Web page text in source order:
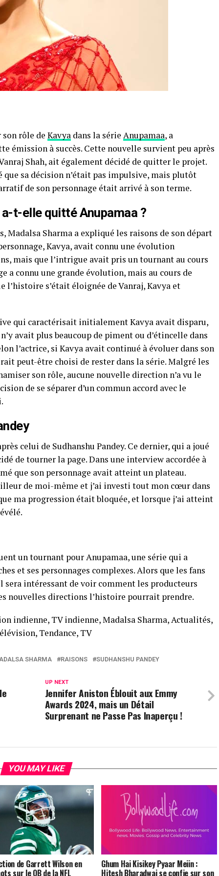
rôle de Kavya dans la série Anupamaa, a
émission à succès. Cette nouvelle survient peu après
Shah, ait également décidé de quitter le projet.
que sa décision n’était pas impulsive, mais plutôt
de son personnage était arrivé à son terme.
t-elle quitté Anupamaa ?
Madalsa Sharma a expliqué les raisons de son départ
Kavya, avait connu une évolution
mais que l’intrigue avait pris un tournant au cours
a connu une grande évolution, mais au cours de
l’histoire s’était éloignée de Vanraj, Kavya et
qui caractérisait initialement Kavya avait disparu,
avait plus beaucoup de piment ou d’étincelle dans
l’actrice, si Kavya avait continué à évoluer dans son
peut-être choisi de rester dans la série. Malgré les
son rôle, aucune nouvelle direction n’a vu le
de se séparer d’un commun accord avec le
celui de Sudhanshu Pandey. Ce dernier, qui a joué
de tourner la page. Dans une interview accordée à
que son personnage avait atteint un plateau.
de moi-même et j’ai investi tout mon cœur dans
ma progression était bloquée, et lorsque j’ai atteint
un tournant pour Anupamaa, une série qui a
et ses personnages complexes. Alors que les fans
sera intéressant de voir comment les producteurs
nouvelles directions l’histoire pourrait prendre.
indienne, TV indienne, Madalsa Sharma, Actualités,
Tendance, TV
SHARMA RAISONS SUDHANSHU PANDEY
UP NEXT
Jennifer Aniston Éblouit aux Emmy
Awards 2024, mais un Détail
Surprenant ne Passe Pas Inaperçu !
YOU MAY LIKE
de Garrett Wilson en
sur le QB de la NFL
Ghum Hai Kisikey Pyaar Meiin :
Hitesh Bharadwaj se confie sur son